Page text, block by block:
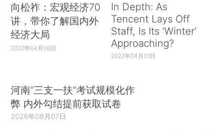
向松祚：宏观经济70
讲，带你了解国内外
经济大局
2022年04月06日
In Depth: As
Tencent Lays Off
Staff, Is Its ‘Winter’
Approaching?
2022年04月01日
河南“三支一扶”考试规模化作
弊 内外勾结提前获取试卷
2026年08月07日